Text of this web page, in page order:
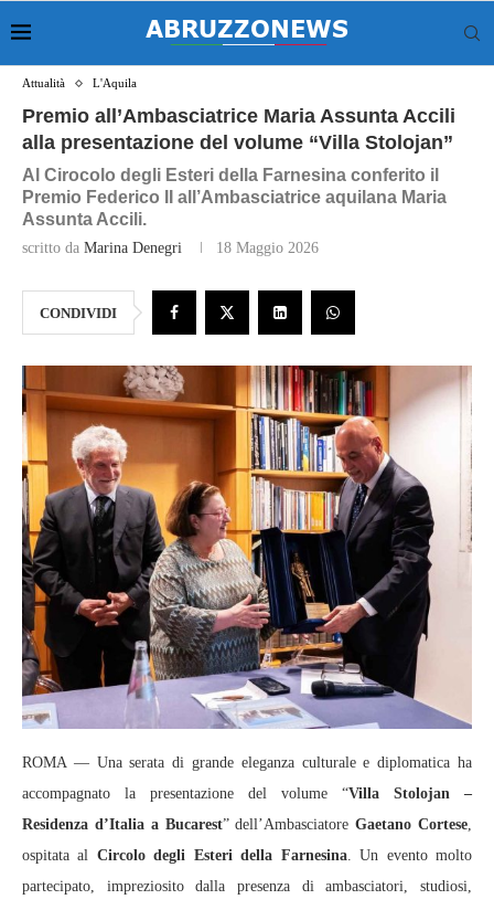
Attualità L'Aquila
Premio all’Ambasciatrice Maria Assunta Accili
alla presentazione del volume “Villa Stolojan”
Al Cirocolo degli Esteri della Farnesina conferito il
Premio Federico II all’Ambasciatrice aquilana Maria
Assunta Accili.
scritto da Marina Denegri 18 Maggio 2026
CONDIVIDI
ROMA — Una serata di grande eleganza culturale e diplomatica ha
accompagnato la presentazione del volume “Villa Stolojan –
Residenza d’Italia a Bucarest” dell’AmbasciatoreGaetano Cortese,
ospitata al Circolo degli Esteri della Farnesina. Un evento molto
partecipato, impreziosito dalla presenza di ambasciatori, studiosi,